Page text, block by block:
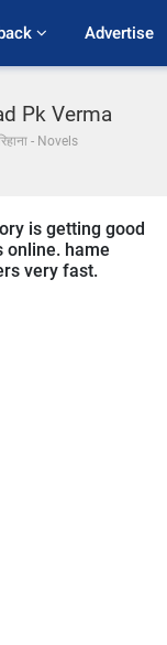
Advertise
Pk Verma
- Novels
is getting good
online. hame
very fast.